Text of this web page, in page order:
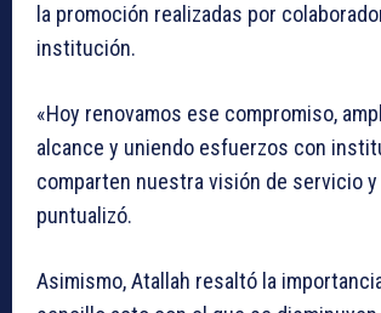
la promoción realizadas por
institución.
«Hoy renovamos ese compromiso,
alcance y uniendo esfuerzos con
comparten nuestra visión de servicio y
puntualizó.
Asimismo, Atallah resaltó la